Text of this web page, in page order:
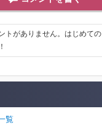
トがありません。はじめての
覧